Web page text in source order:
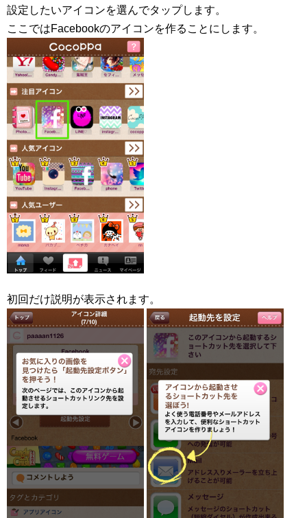
設定したいアイコンを選んでタップします。
ここではFacebookのアイコンを作ることにします。
初回だけ説明が表示されます。